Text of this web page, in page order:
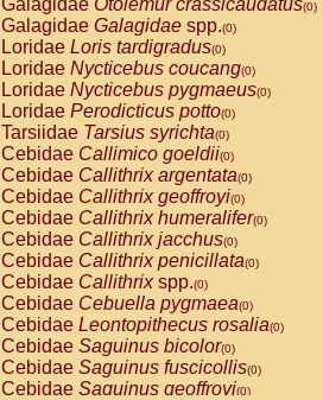
Galagidae Otolemur crassicaudatus(0)
Galagidae Galagidae spp.(0)
Loridae Loris tardigradus(0)
Loridae Nycticebus coucang(0)
Loridae Nycticebus pygmaeus(0)
Loridae Perodicticus potto(0)
Tarsiidae Tarsius syrichta(0)
Cebidae Callimico goeldii(0)
Cebidae Callithrix argentata(0)
Cebidae Callithrix geoffroyi(0)
Cebidae Callithrix humeralifer(0)
Cebidae Callithrix jacchus(0)
Cebidae Callithrix penicillata(0)
Cebidae Callithrixspp.(0)
Cebidae Cebuella pygmaea(0)
Cebidae Leontopithecus rosalia(0)
Cebidae Saguinus bicolor(0)
Cebidae Saguinus fuscicollis(0)
Cebidae Saguinus geoffroyi(0)